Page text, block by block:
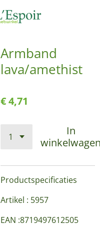
Armband
lava/amethist
€ 4,71
In
Productspecificaties
Artikel : 5957
EAN :8719497612505